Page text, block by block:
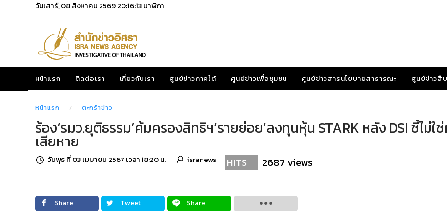
วันเสาร์, 08 สิงหาคม 256920:16:14 นาฬิกา
หน้าแรก ติดต่อเรา เกี่ยวกับเรา ศูนย์ข่าวภาคใต้ ศูนย์ข่าวเพื่อชุมชน ศูนย์ข่าวสารนโยบายสาธารณะ ศูนย์ข่าวสื
หน้าแรก ตะกร้าข่าว
ร้อง‘รมว.ยุติธรรม’ค้มครองสิทธิฯ‘รายย่อย’ลงทุนหุ้น STARK หลัง DSI ชี้ไม่ใ
เสียหาย
วันพุธ ที่ 03 เมษายน 2567 เวลา 18:20 น. isranews HITS 2687 views
Share Tweet Share